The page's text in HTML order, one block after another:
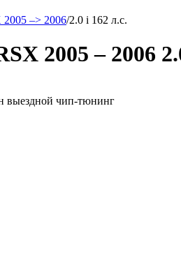
–> 2006/2.0 i 162 л.с.
2005 – 2006
выездной чип-тюнинг